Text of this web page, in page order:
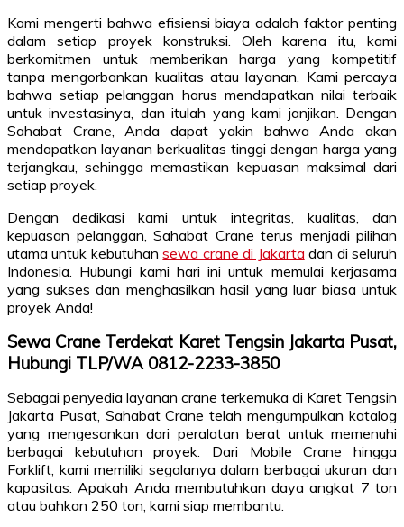
Kami mengerti bahwa efisiensi biaya adalah faktor penting
dalam setiap proyek konstruksi. Oleh karena itu, kami
berkomitmen untuk memberikan harga yang kompetitif
tanpa mengorbankan kualitas atau layanan. Kami percaya
bahwa setiap pelanggan harus mendapatkan nilai terbaik
untuk investasinya, dan itulah yang kami janjikan. Dengan
Sahabat Crane, Anda dapat yakin bahwa Anda akan
mendapatkan layanan berkualitas tinggi dengan harga yang
terjangkau, sehingga memastikan kepuasan maksimal dari
setiap proyek.
Dengan dedikasi kami untuk integritas, kualitas, dan
kepuasan pelanggan, Sahabat Crane terus menjadi pilihan
utama untuk kebutuhansewa crane di Jakarta dan di seluruh
Indonesia. Hubungi kami hari ini untuk memulai kerjasama
yang sukses dan menghasilkan hasil yang luar biasa untuk
proyek Anda!
Sewa Crane Terdekat Karet Tengsin Jakarta Pusat,
Hubungi TLP/WA 0812-2233-3850
Sebagai penyedia layanan crane terkemuka di Karet Tengsin
Jakarta Pusat, Sahabat Crane telah mengumpulkan katalog
yang mengesankan dari peralatan berat untuk memenuhi
berbagai kebutuhan proyek. Dari Mobile Crane hingga
Forklift, kami memiliki segalanya dalam berbagai ukuran dan
kapasitas. Apakah Anda membutuhkan daya angkat 7 ton
atau bahkan 250 ton, kami siap membantu.